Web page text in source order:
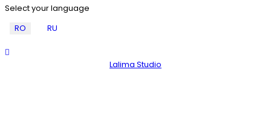
Select your language
RO
RU
Lalima Studio